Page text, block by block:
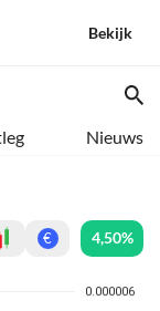
Bekijk
Nieuws
€ 4,50%